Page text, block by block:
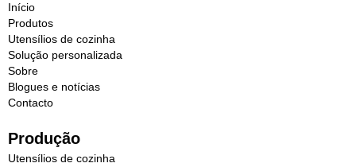
Início
Produtos
Utensílios de cozinha
Solução personalizada
Sobre
Blogues e notícias
Contacto
Produção
Utensílios de cozinha